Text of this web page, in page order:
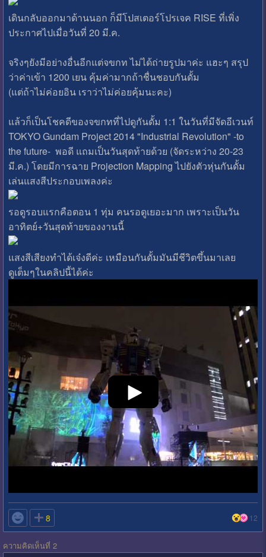
เดินกลับออกมาด้านนอก ก็มีโปสเตอร์โปรเจค RISE ที่เพิ่ง
ประกาศไปเมื่อวันที่ 20 มี.ค.
จริงๆยังมีอย่างอื่นอีกแต่จขกท ไม่ได้ถ่ายรูปมาค่ะ แฮะๆ สรุป
ว่าค่าเข้า 1200 เยน คุ้มค่ามากถ้าชื่นชอบกันดั้ม
(แต่ถ้าไม่ค่อยอิน เราว่าไม่ค่อยคุ้มนะคะ)
แล้วก็เป็นโชคดีของจขกทที่ไปดูกันดั้ม 1:1 ในวันที่มีจัดอีเวนท์
TOKYO Gundam Project 2014 "Industrial Revolution" -to
the future- พอดี แถมเป็นวันสุดท้ายด้วย (จัดระหว่าง 20-23
มี.ค.) โดยมีการฉาย Projection Mapping ไปยังตัวหุ่นกันดั้ม
เล่นแสงสีประกอบเพลงค่ะ
รอดูรอบแรกคือตอน 1 ทุ่ม คนรอดูเยอะมาก เพราะเป็นวัน
อาทิตย์+วันสุดท้ายของงานนี้
แสงสีเสียงทำได้เจ๋งดีค่ะ เหมือนกันดั้มมันมีชีวิตขึ้นมาเลย
ดูเต็มๆในคลิปนี้ได้ค่ะ
 8 12
ความคิดเห็นที่ 2